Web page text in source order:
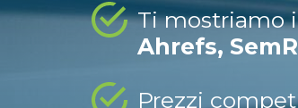
Ti mostriamo
Ahrefs,
Prezzi